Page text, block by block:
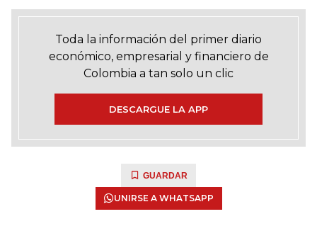
Toda la información del primer diario
económico, empresarial y financiero de
Colombia a tan solo un clic
DESCARGUE LA APP
GUARDAR
UNIRSE A WHATSAPP